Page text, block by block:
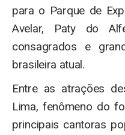
para o Parque de
Avelar, Paty do
consagrados e
brasileira atual.
Entre as atrações
Lima, fenômeno do
principais cantoras